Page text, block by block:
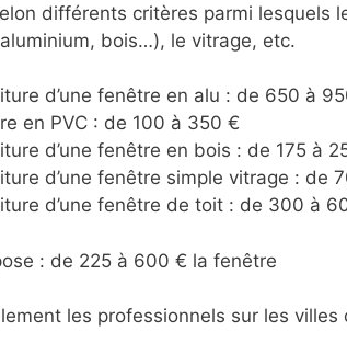
différents critères parmi lesquels
bois…), le vitrage, etc.
d’une fenêtre en alu : de 650 à
en PVC : de 100 à 350 €
d’une fenêtre en bois : de 175 à
d’une fenêtre simple vitrage : de
d’une fenêtre de toit : de 300 à
: de 225 à 600 € la fenêtre
les professionnels sur les